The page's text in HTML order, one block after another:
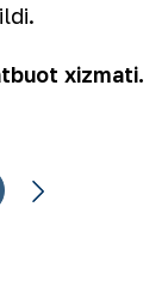
xizmati.